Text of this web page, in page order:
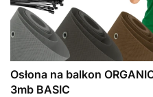
Osłona na balkon
3mb BASIC